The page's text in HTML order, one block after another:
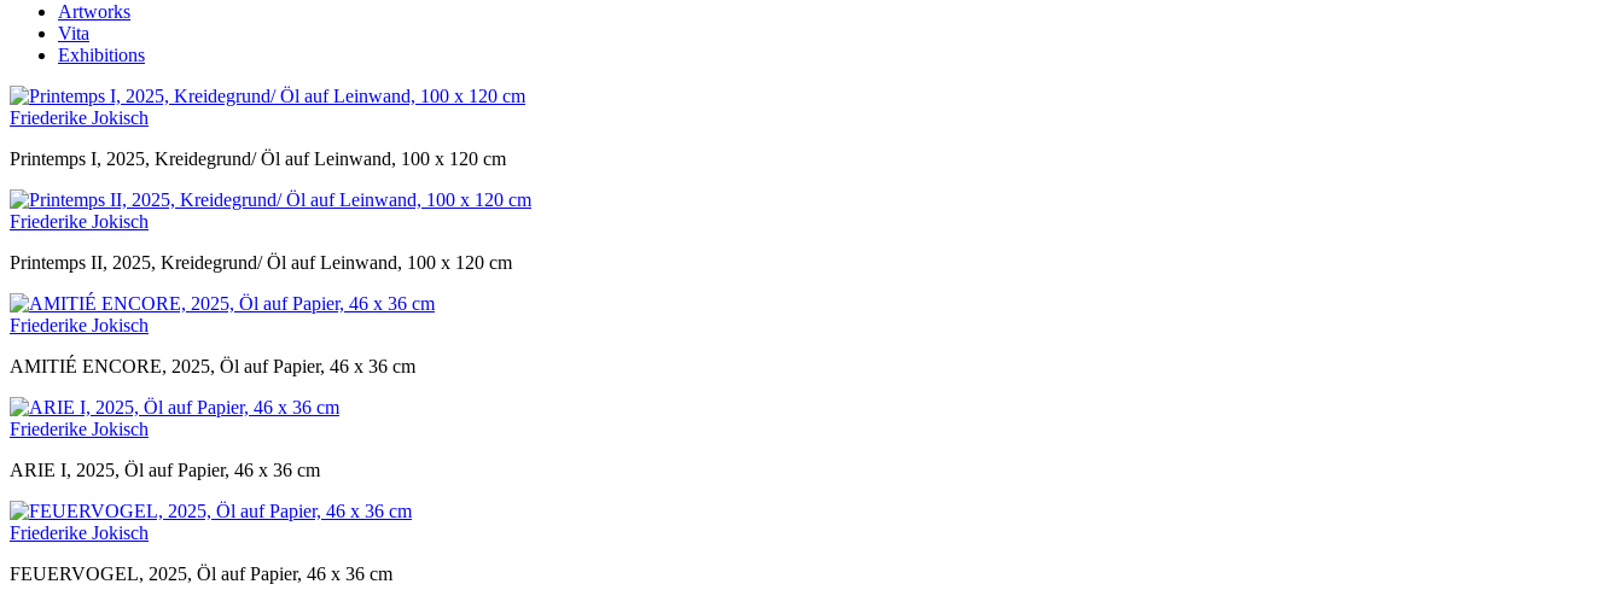
Artworks
Vita
Exhibitions
Friederike Jokisch
Printemps I, 2025, Kreidegrund/ Öl auf Leinwand, 100 x 120 cm
Friederike Jokisch
Printemps II, 2025, Kreidegrund/ Öl auf Leinwand, 100 x 120 cm
Friederike Jokisch
AMITIÉ ENCORE, 2025, Öl auf Papier, 46 x 36 cm
Friederike Jokisch
ARIE I, 2025, Öl auf Papier, 46 x 36 cm
Friederike Jokisch
FEUERVOGEL, 2025, Öl auf Papier, 46 x 36 cm